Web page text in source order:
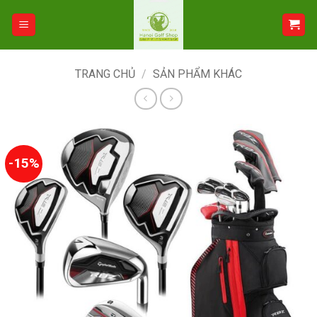
TRANG CHỦ / SẢN PHẨM KHÁC
-15%